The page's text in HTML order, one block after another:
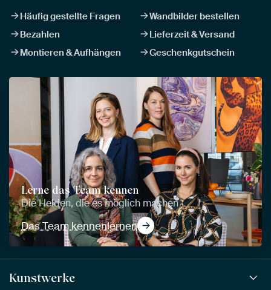
Häufig gestellte Fragen
Wandbilder bestellen
Bezahlen
Lieferzeit & Versand
Montieren & Aufhängen
Geschenkgutschein
Lerne das Team kennen
Die Helden, die es möglich machen
Das Team kennenlernen
Kunstwerke